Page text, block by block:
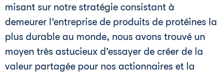
misant sur notre stratégie consistant à
demeurer l’entreprise de produits de protéines la
plus durable au monde, nous avons trouvé un
moyen très astucieux d’essayer de créer de la
valeur partagée pour nos actionnaires et la